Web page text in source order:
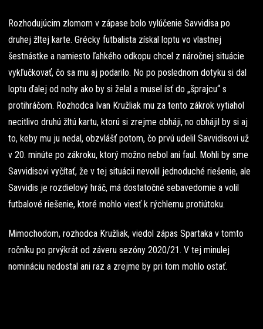
Rozhodujúcim zlomom v zápase bolo vylúčenie Savvidisa po
druhej žltej karte. Grécky futbalista získal loptu vo vlastnej
šestnástke a namiesto ľahkého odkopu chcel z náročnej situácie
vykľučkovať, čo sa mu aj podarilo. No po poslednom dotyku si dal
loptu ďalej od nohy ako by si želal a musel ísť do „šprajcu“ s
protihráčom. Rozhodca Ivan Kružliak mu za tento zákrok vytiahol
necitlivo druhú žltú kartu, ktorú si zrejme obháji, no obhájil by si aj
to, keby mu ju nedal, obzvlášť potom, čo prvú udelil Savvidisovi už
v 20. minúte po zákroku, ktorý možno nebol ani faul. Mohli by sme
Savvidisovi vyčítať, že v tej situácii nevolil jednoduché riešenie, ale
Savvidis je rozdielový hráč, má dostatočné sebavedomie a volil
futbalové riešenie, ktoré mohlo viesť k rýchlemu protiútoku.
Mimochodom, rozhodca Kružliak, viedol zápas Spartaka v tomto
ročníku po prvýkrát od záveru sezóny 2020/21. V tej minulej
nomináciu nedostal ani raz a zrejme by pri tom mohlo ostať.